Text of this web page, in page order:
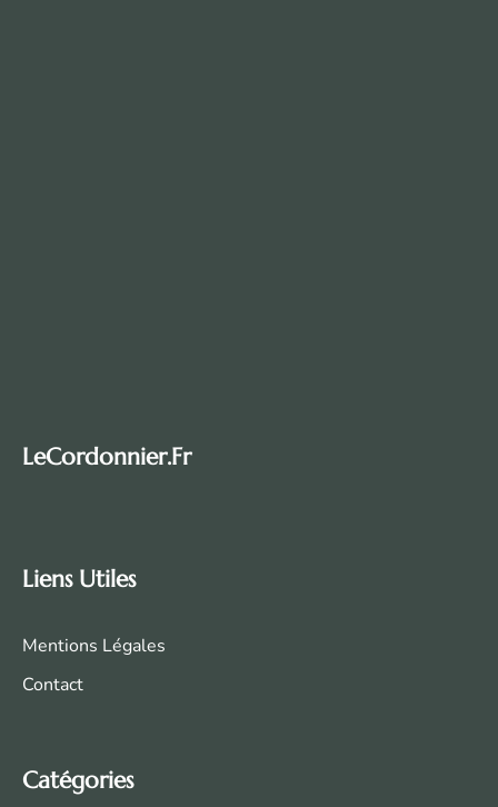
LeCordonnier.fr
Liens Utiles
Mentions Légales
Contact
Catégories